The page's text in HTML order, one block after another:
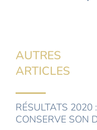
AUTRES
ARTICLES
RÉSULTATS 2020
CONSERVE SON